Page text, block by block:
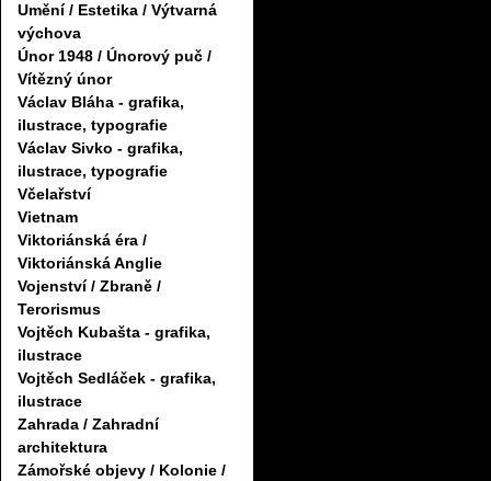
Umění / Estetika / Výtvarná
výchova
Únor 1948 / Únorový puč /
Vítězný únor
Václav Bláha - grafika,
ilustrace, typografie
Václav Sivko - grafika,
ilustrace, typografie
Včelařství
Vietnam
Viktoriánská éra /
Viktoriánská Anglie
Vojenství / Zbraně /
Terorismus
Vojtěch Kubašta - grafika,
ilustrace
Vojtěch Sedláček - grafika,
ilustrace
Zahrada / Zahradní
architektura
Zámořské objevy / Kolonie /